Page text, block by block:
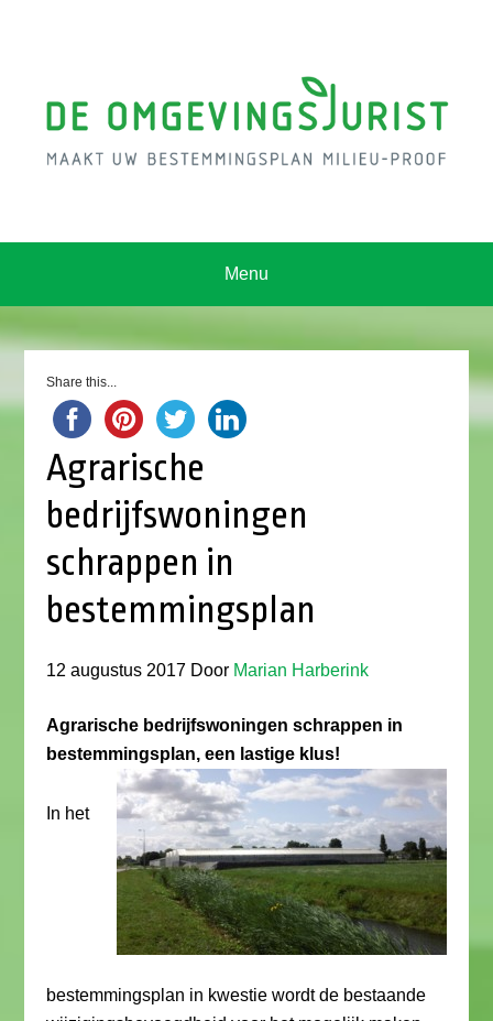
Menu
Share this...
Agrarische
bedrijfswoningen
schrappen in
bestemmingsplan
12 augustus 2017 Door Marian Harberink
Agrarische bedrijfswoningen schrappen in
bestemmingsplan, een lastige klus!
In het
bestemmingsplan in kwestie wordt de bestaande